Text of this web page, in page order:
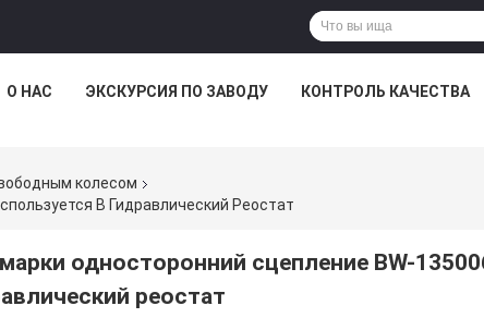
О НАС ЭКСКУРСИЯ ПО ЗАВОДУ КОНТРОЛЬ КАЧЕСТВА
колесом
В Гидравлический Реостат
односторонний сцепление BW-
реостат